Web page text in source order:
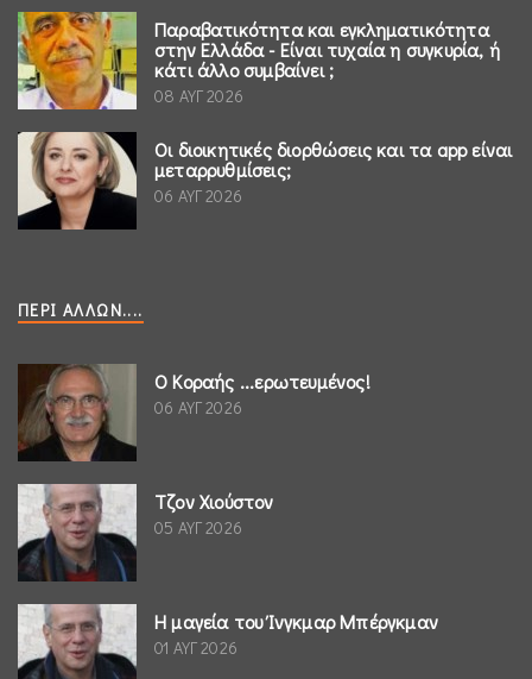
Παραβατικότητα και εγκληματικότητα
στην Ελλάδα - Είναι τυχαία η συγκυρία, ή
κάτι άλλο συμβαίνει ;
08 ΑΥΓ 2026
Οι διοικητικές διορθώσεις και τα app είναι
μεταρρυθμίσεις;
06 ΑΥΓ 2026
ΠΕΡΊ ΆΛΛΩΝ....
Ο Κοραής ...ερωτευμένος!
06 ΑΥΓ 2026
Τζον Χιούστον
05 ΑΥΓ 2026
Η μαγεία του Ίνγκμαρ Μπέργκμαν
01 ΑΥΓ 2026